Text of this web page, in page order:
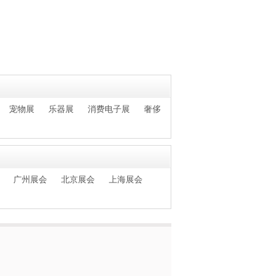
宠物展 乐器展 消费电子展
奢侈
广州展会 北京展会
上海展会